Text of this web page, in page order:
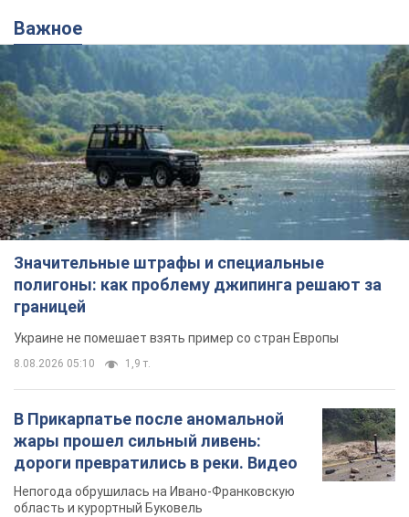
Важное
Значительные штрафы и специальные
полигоны: как проблему джипинга решают за
границей
Украине не помешает взять пример со стран Европы
8.08.2026 05:10 1,9 т.
В Прикарпатье после аномальной
жары прошел сильный ливень:
дороги превратились в реки. Видео
Непогода обрушилась на Ивано-Франковскую
область и курортный Буковель